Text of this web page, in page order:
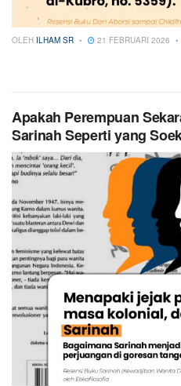
OLEH ILHAM SR 21 FEBRUARI 2026
Apakah Perempuan
Sarinah Seperti yang